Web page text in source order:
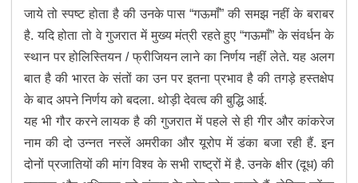
जाये तो स्पष्ट होता है की उनके पास “गऊमाँ” की समझ नहीं के बराबर
है. यदि होता तो वे गुजरात में मुख्य मंत्री रहते हुए “गऊमाँ” के संवर्धन के
स्थान पर होलिस्तियन / फ्रीजियन लाने का निर्णय नहीं लेते. यह अलग
बात है की भारत के संतों का उन पर इतना प्रभाव है की तगड़े हस्तक्षेप
के बाद अपने निर्णय को बदला. थोड़ी देवत्व की बुद्धि आई.
यह भी गौर करने लायक है की गुजरात में पहले से ही गीर और कांकरेज
नाम की दो उन्नत नस्लें अमरीका और यूरोप में डंका बजा रही हैं. इन
दोनों प्रजातियों की मांग विश्व के सभी राष्ट्रों में है. उनके क्षीर (दूध) की